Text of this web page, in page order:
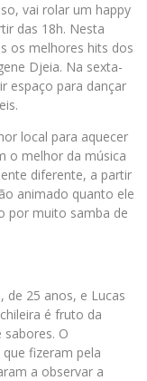
vai rolar um happy
das 18h. Nesta
os melhores hits dos
Djeia. Na sexta-
espaço para dançar
local para aquecer
o melhor da música
diferente, a partir
animado quanto ele
por muito samba de
de 25 anos, e Lucas
é fruto da
O
fizeram pela
a observar a